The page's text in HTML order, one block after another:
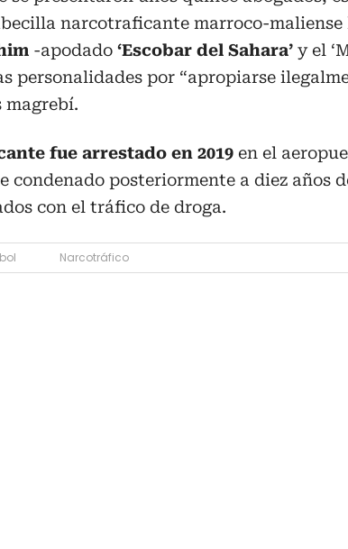
narcotraficante marroco-maliense
-apodado ‘Escobar del Sahara’ y el
personalidades por “apropiarse
magrebí.
fue arrestado en 2019 en el
condenado posteriormente a diez años
con el tráfico de droga.
Narcotráfico